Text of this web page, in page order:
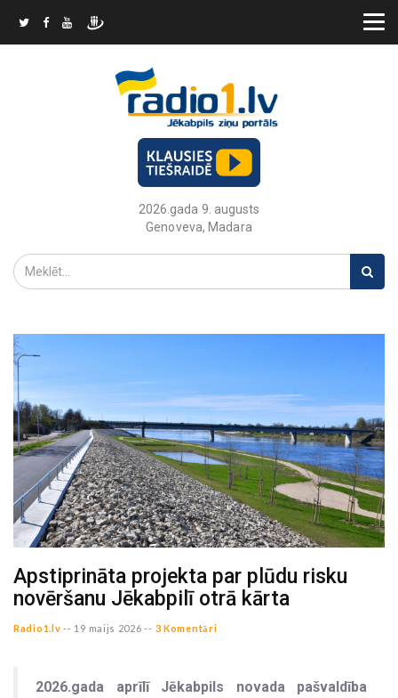
2026.gada 9. augusts
Genoveva, Madara
Apstiprināta projekta par plūdu risku
novēršanu Jēkabpilī otrā kārta
Radio1.lv -- 19 maijs 2026 -- 3 Komentāri
2026.gada aprīlī Jēkabpils novada pašvaldība